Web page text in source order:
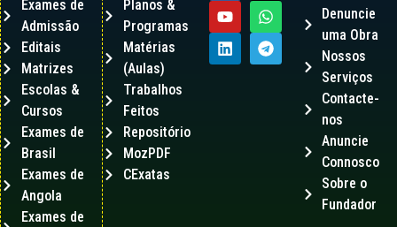
Denuncie
uma Obra
Nossos
Serviços
Contacte-
nos
Anuncie
Connosco
Sobre o
Fundador
Exames de
Admissão
Editais
Matrizes
Escolas &
Cursos
Exames de
Brasil
Exames de
Angola
Exames de
Planos &
Programas
Matérias
(Aulas)
Trabalhos
Feitos
Repositório
MozPDF
CExatas